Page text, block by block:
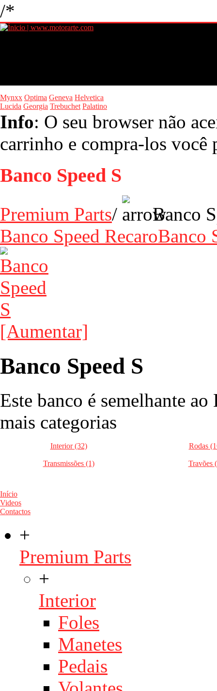
/*
Mynxx Optima Geneva Helvetica
Lucida Georgia Trebuchet Palatino
Info: O seu browser não
carrinho e compra-los você
Banco Speed S
Premium Parts/
Banco
Banco Speed RecaroBanco
[Aumentar]
Banco Speed S
Este banco é semelhante ao
mais categorias
Interior (32) Rodas
Transmissões (1) Travões
Início
Videos
Contactos
+
Premium Parts
+
Interior
Foles
Manetes
Pedais